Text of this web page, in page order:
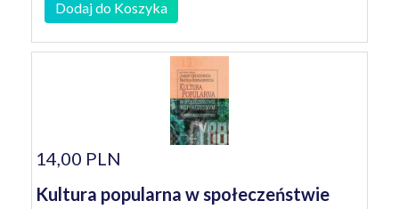
Dodaj do Koszyka
14,00 PLN
Kultura popularna w społeczeństwie